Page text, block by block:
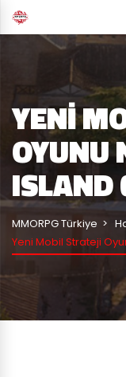
YENI
OYUNU
ISLAND
MMORPG Türkiye
Yeni Mobil Strateji